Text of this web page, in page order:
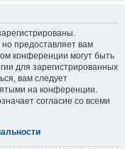
но предоставляет вам
конференции могут быть
для зарегистрированных
вам следует
на конференции.
согласие со всеми